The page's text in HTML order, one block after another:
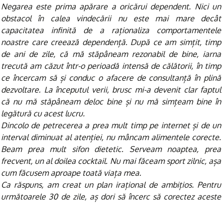
Negarea este prima apărare a oricărui dependent. Nici un
obstacol în calea vindecării nu este mai mare decât
capacitatea infinită de a raționaliza comportamentele
noastre care creează dependență. După ce am simțit, timp
de ani de zile, că mă stăpâneam rezonabil de bine, iarna
trecută am căzut într-o perioadă intensă de călătorii, în timp
ce încercam să și conduc o afacere de consultanță în plină
dezvoltare. La începutul verii, brusc mi-a devenit clar faptul
că nu mă stăpâneam deloc bine și nu mă simțeam bine în
legătură cu acest lucru.
Dincolo de petrecerea a prea mult timp pe internet și de un
interval diminuat al atenției, nu mâncam alimentele corecte.
Beam prea mult sifon dietetic. Serveam noaptea, prea
frecvent, un al doilea cocktail. Nu mai făceam sport zilnic, așa
cum făcusem aproape toată viața mea.
Ca răspuns, am creat un plan irațional de ambițios. Pentru
următoarele 30 de zile, aș dori să încerc să corectez aceste